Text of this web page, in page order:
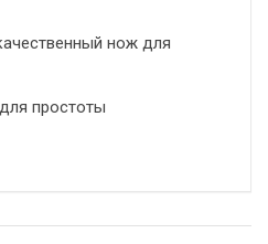
нож для
простоты